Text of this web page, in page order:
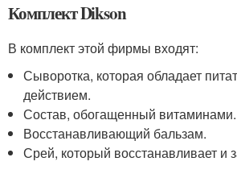
Комплект Dikson
В комплект этой фирмы входят:
Сыворотка, которая обладает
действием.
Состав, обогащенный витаминами.
Восстанавливающий бальзам.
Срей, который восстанавливает и